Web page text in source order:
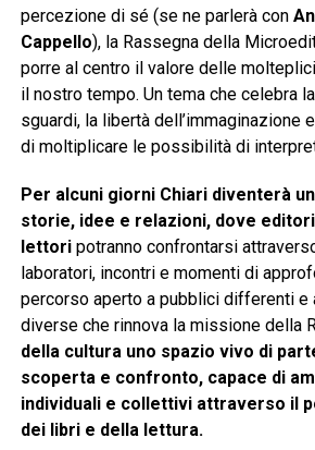
percezione di sé (se ne parlerà con
Cappello), la Rassegna della
porre al centro il valore delle
il nostro tempo. Un tema che celebra
sguardi, la libertà dell’immaginazione
di moltiplicare le possibilità di
Per alcuni giorni Chiari diventerà
storie, idee e relazioni, dove
lettori potranno confrontarsi
laboratori, incontri e momenti di
percorso aperto a pubblici differenti e
diverse che rinnova la missione della
della cultura uno spazio vivo di
scoperta e confronto, capace di
individuali e collettivi attraverso il
dei libri e della lettura.